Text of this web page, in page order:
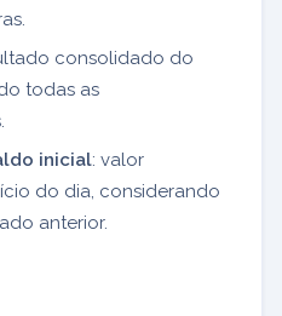
consolidado do
todas as
inicial: valor
do dia, considerando
anterior.